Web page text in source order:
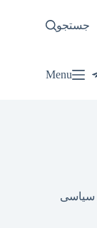
سیاسی
جستجو
Menu
سیاسی